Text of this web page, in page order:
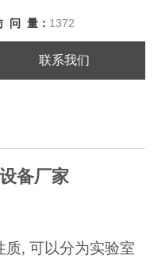
问 量： 1372
联系我们
备厂家
质, 可以分为实验室